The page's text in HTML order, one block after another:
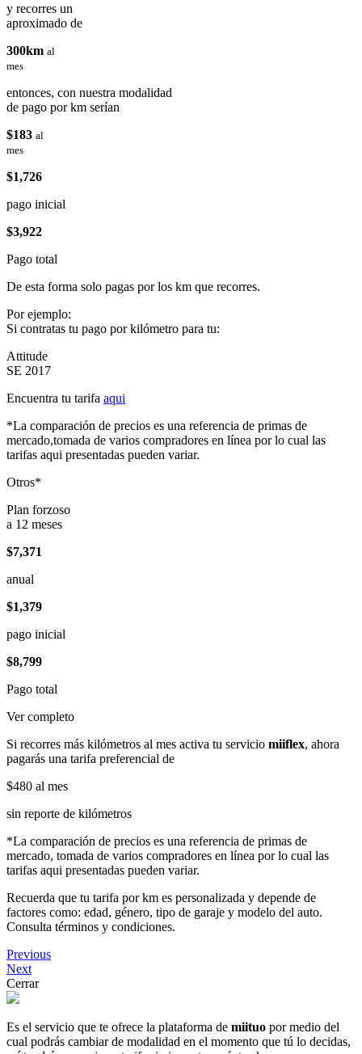
y recorres un
aproximado de
300km al
mes
entonces, con nuestra modalidad
de pago por km serían
$183 al
mes
$1,726
pago inicial
$3,922
Pago total
De esta forma solo pagas por los km que recorres.
Por ejemplo:
Si contratas tu pago por kilómetro para tu:
Attitude
SE 2017
Encuentra tu tarifa aqui
*La comparación de precios es una referencia de primas de
mercado,tomada de varios compradores en línea por lo cual las
tarifas aqui presentadas pueden variar.
Otros*
Plan forzoso
a 12 meses
$7,371
anual
$1,379
pago inicial
$8,799
Pago total
Ver completo
Si recorres más kilómetros al mes activa tu servicio miiflex, ahora
pagarás una tarifa preferencial de
$480 al mes
sin reporte de kilómetros
*La comparación de precios es una referencia de primas de
mercado, tomada de varios compradores en línea por lo cual las
tarifas aqui presentadas pueden variar.
Recuerda que tu tarifa por km es personalizada y depende de
factores como: edad, género, tipo de garaje y modelo del auto.
Consulta términos y condiciones.
Previous
Next
Cerrar
Es el servicio que te ofrece la plataforma de miituo por medio del
cual podrás cambiar de modalidad en el momento que tú lo decidas,